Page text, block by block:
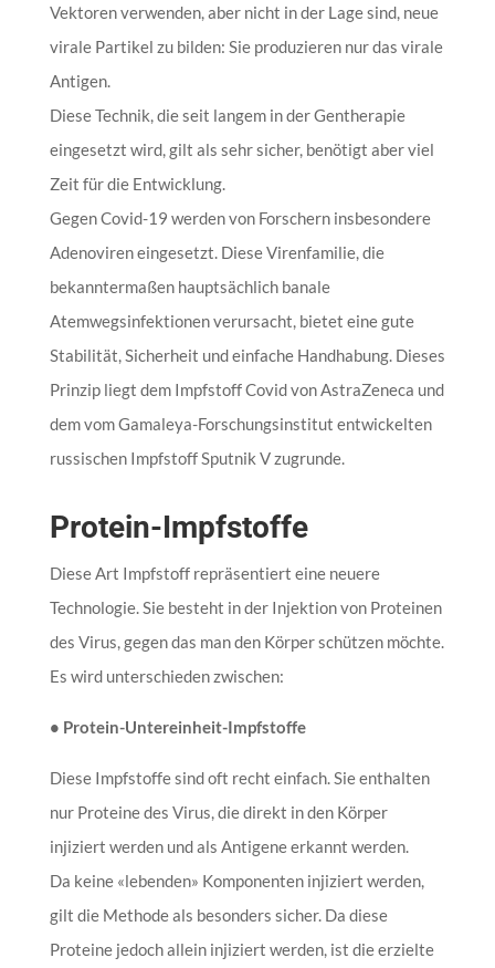
Vektoren verwenden, aber nicht in der Lage sind, neue
virale Partikel zu bilden: Sie produzieren nur das virale
Antigen.
Diese Technik, die seit langem in der Gentherapie
eingesetzt wird, gilt als sehr sicher, benötigt aber viel
Zeit für die Entwicklung.
Gegen Covid-19 werden von Forschern insbesondere
Adenoviren eingesetzt. Diese Virenfamilie, die
bekanntermaßen hauptsächlich banale
Atemwegsinfektionen verursacht, bietet eine gute
Stabilität, Sicherheit und einfache Handhabung. Dieses
Prinzip liegt dem Impfstoff Covid von AstraZeneca und
dem vom Gamaleya-Forschungsinstitut entwickelten
russischen Impfstoff Sputnik V zugrunde.
Protein-Impfstoffe
Diese Art Impfstoff repräsentiert eine neuere
Technologie. Sie besteht in der Injektion von Proteinen
des Virus, gegen das man den Körper schützen möchte.
Es wird unterschieden zwischen:
• Protein-Untereinheit-Impfstoffe
Diese Impfstoffe sind oft recht einfach. Sie enthalten
nur Proteine des Virus, die direkt in den Körper
injiziert werden und als Antigene erkannt werden.
Da keine «lebenden» Komponenten injiziert werden,
gilt die Methode als besonders sicher. Da diese
Proteine jedoch allein injiziert werden, ist die erzielte